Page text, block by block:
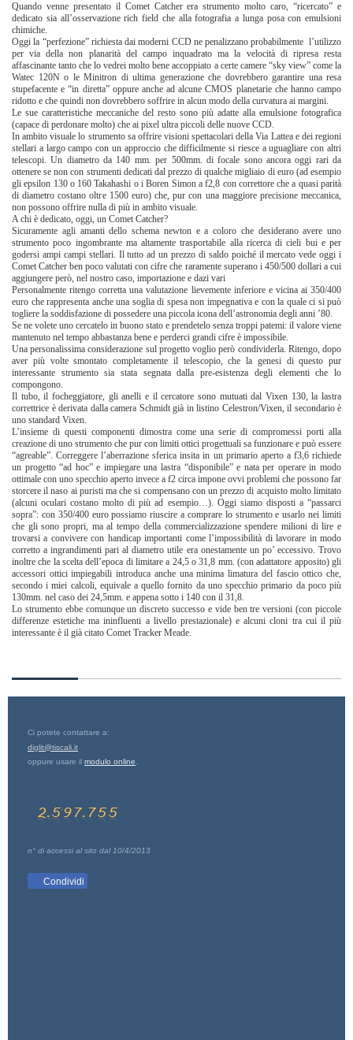
Quando venne presentato il Comet Catcher era strumento molto caro, “ricercato” e
dedicato sia all’osservazione rich field che alla fotografia a lunga posa con emulsioni
chimiche.
Oggi la “perfezione” richiesta dai moderni CCD ne penalizzano probabilmente l’utilizzo
per via della non planarità del campo inquadrato ma la velocità di ripresa resta
affascinante tanto che lo vedrei molto bene accoppiato a certe camere “sky view” come la
Watec 120N o le Minitron di ultima generazione che dovrebbero garantire una resa
stupefacente e “in diretta” oppure anche ad alcune CMOS planetarie che hanno campo
ridotto e che quindi non dovrebbero soffrire in alcun modo della curvatura ai margini.
Le sue caratteristiche meccaniche del resto sono più adatte alla emulsione fotografica
(capace di perdonare molto) che ai pixel ultra piccoli delle nuove CCD.
In ambito visuale lo strumento sa offrire visioni spettacolari della Via Lattea e dei regioni
stellari a largo campo con un approccio che difficilmente si riesce a uguagliare con altri
telescopi. Un diametro da 140 mm. per 500mm. di focale sono ancora oggi rari da
ottenere se non con strumenti dedicati dal prezzo di qualche migliaio di euro (ad esempio
gli epsilon 130 o 160 Takahashi o i Boren Simon a f2,8 con correttore che a quasi parità
di diametro costano oltre 1500 euro) che, pur con una maggiore precisione meccanica,
non possono offrire nulla di più in ambito visuale.
A chi è dedicato, oggi, un Comet Catcher?
Sicuramente agli amanti dello schema newton e a coloro che desiderano avere uno
strumento poco ingombrante ma altamente trasportabile alla ricerca di cieli bui e per
godersi ampi campi stellari. Il tutto ad un prezzo di saldo poiché il mercato vede oggi i
Comet Catcher ben poco valutati con cifre che raramente superano i 450/500 dollari a cui
aggiungere però, nel nostro caso, importazione e dazi vari
Personalmente ritengo corretta una valutazione lievemente inferiore e vicina ai 350/400
euro che rappresenta anche una soglia di spesa non impegnativa e con la quale ci si può
togliere la soddisfazione di possedere una piccola icona dell’astronomia degli anni ’80.
Se ne volete uno cercatelo in buono stato e prendetelo senza troppi patemi: il valore viene
mantenuto nel tempo abbastanza bene e perderci grandi cifre è impossibile.
Una personalissima considerazione sul progetto voglio però condividerla. Ritengo, dopo
aver più volte smontato completamente il telescopio, che la genesi di questo pur
interessante strumento sia stata segnata dalla pre-esistenza degli elementi che lo
compongono.
Il tubo, il focheggiatore, gli anelli e il cercatore sono mutuati dal Vixen 130, la lastra
correttrice è derivata dalla camera Schmidt già in listino Celestron/Vixen, il secondario è
uno standard Vixen.
L’insieme di questi componenti dimostra come una serie di compromessi porti alla
creazione di uno strumento che pur con limiti ottici progettuali sa funzionare e può essere
“agreable”. Correggere l’aberrazione sferica insita in un primario aperto a f3,6 richiede
un progetto “ad hoc” e impiegare una lastra “disponibile” e nata per operare in modo
ottimale con uno specchio aperto invece a f2 circa impone ovvi problemi che possono far
storcere il naso ai puristi ma che si compensano con un prezzo di acquisto molto limitato
(alcuni oculari costano molto di più ad esempio…). Oggi siamo disposti a “passarci
sopra”: con 350/400 euro possiamo riuscire a comprare lo strumento e usarlo nei limiti
che gli sono propri, ma al tempo della commercializzazione spendere milioni di lire e
trovarsi a convivere con handicap importanti come l’impossibilità di lavorare in modo
corretto a ingrandimenti pari al diametro utile era onestamente un po’ eccessivo. Trovo
inoltre che la scelta dell’epoca di limitare a 24,5 o 31,8 mm. (con adattatore apposito) gli
accessori ottici impiegabili introduca anche una minima limatura del fascio ottico che,
secondo i miei calcoli, equivale a quello fornito da uno specchio primario da poco più
130mm. nel caso dei 24,5mm. e appena sotto i 140 con il 31,8.
Lo strumento ebbe comunque un discreto successo e vide ben tre versioni (con piccole
differenze estetiche ma ininfluenti a livello prestazionale) e alcuni cloni tra cui il più
interessante è il già citato Comet Tracker Meade.
Ci potete contattare a:
diglit@tiscali.it
oppure usare il modulo online.
n° di accessi al sito dal 10/4/2013
Condividi